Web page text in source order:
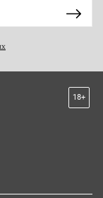
18+